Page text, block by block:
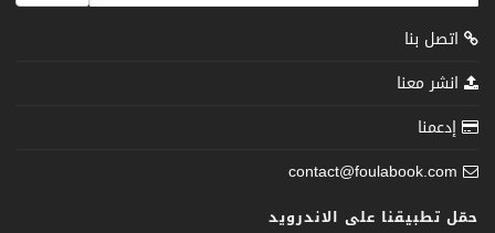
اتصل بنا
انشر معنا
إدعمنا
contact@foulabook.com
حمّل تطبيقنا على الاندرويد